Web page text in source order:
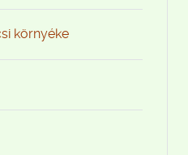
környéke